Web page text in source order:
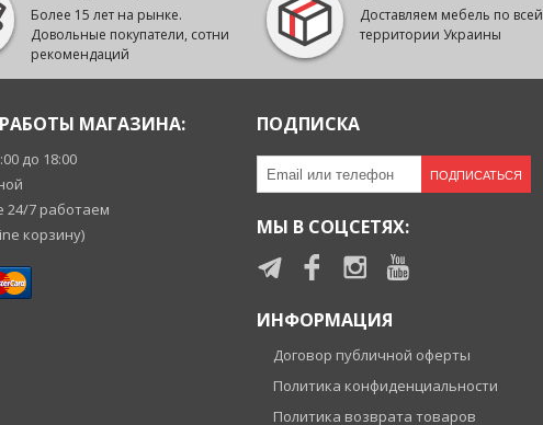
Более 15 лет на рынке.
Довольные покупатели, сотни
рекомендаций
Доставляем мебель по всей
территории Украины
МАГАЗИНА:
до 18:00
24/7 работаем
корзину)
ПОДПИСКА
ПОДПИСАТЬСЯ
МЫ В СОЦСЕТЯХ:
ИНФОРМАЦИЯ
Договор публичной оферты
Политика конфиденциальности
Политика возврата товаров